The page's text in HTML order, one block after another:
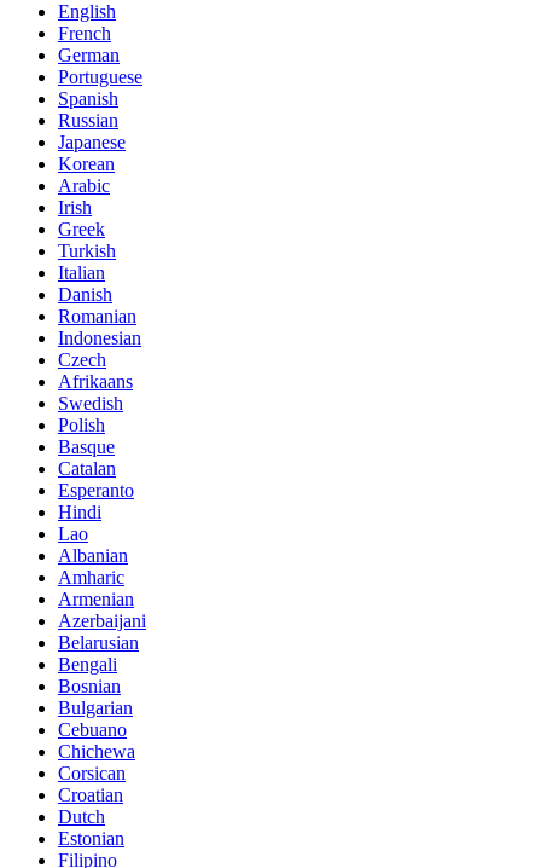
English
French
German
Portuguese
Spanish
Russian
Japanese
Korean
Arabic
Irish
Greek
Turkish
Italian
Danish
Romanian
Indonesian
Czech
Afrikaans
Swedish
Polish
Basque
Catalan
Esperanto
Hindi
Lao
Albanian
Amharic
Armenian
Azerbaijani
Belarusian
Bengali
Bosnian
Bulgarian
Cebuano
Chichewa
Corsican
Croatian
Dutch
Estonian
Filipino